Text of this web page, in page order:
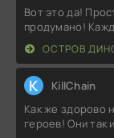
Вот это да!
продумано!
ОСТРОВ
K KillChain
Как же здорово
героев! Они так